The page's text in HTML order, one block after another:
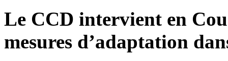
Le CCD intervient en
mesures d’adaptation